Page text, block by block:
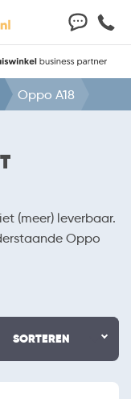
Oppo A18
(meer) leverbaar.
Oppo
SORTEREN